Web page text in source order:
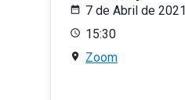
7 de Abril de 2021
15:30
Zoom